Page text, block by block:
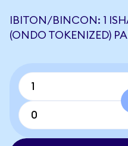
IBITON/BINCON: 1
(ONDO TOKENIZED)